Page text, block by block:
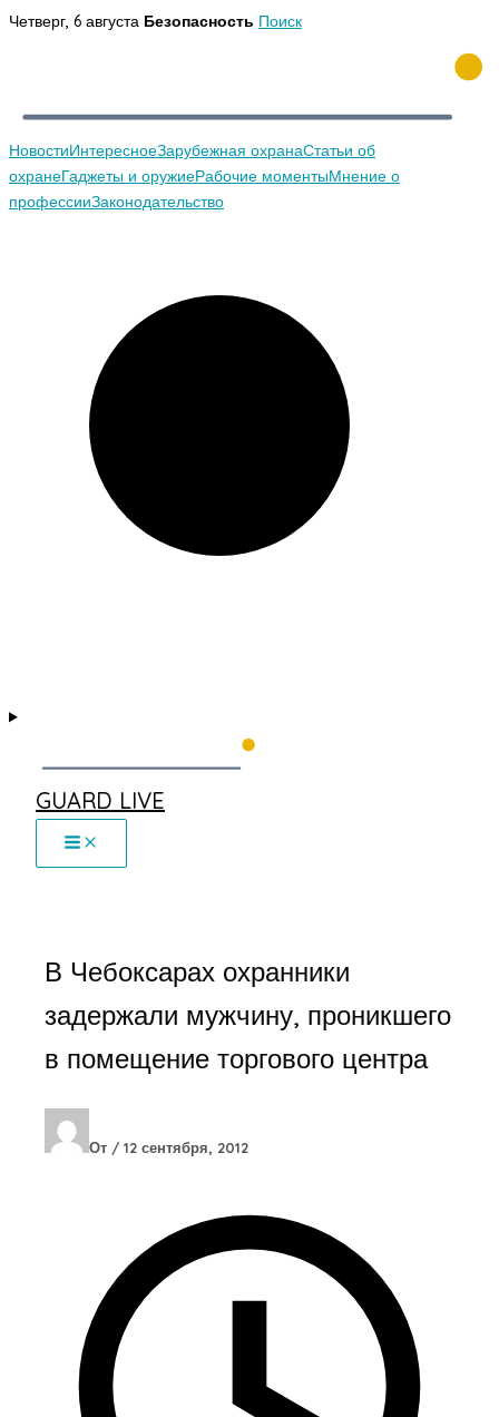
Перейти
Четверг, 6 августа Безопасность Поиск
НовостиИнтересноеЗарубежная охранаСтатьи об
охранеГаджеты и оружиеРабочие моментыМнение о
профессииЗаконодательство
GUARD LIVE
В Чебоксарах охранники
задержали мужчину, проникшего
в помещение торгового центра
От / 12 сентября, 2012